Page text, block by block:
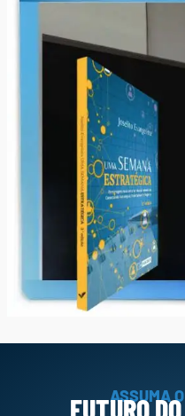
ASSUMA
FUTURO